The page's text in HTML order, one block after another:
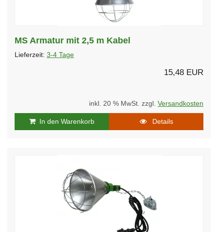
MS Armatur mit 2,5 m Kabel
Lieferzeit: 3-4 Tage
15,48 EUR
inkl. 20 % MwSt. zzgl. Versandkosten
In den Warenkorb Details